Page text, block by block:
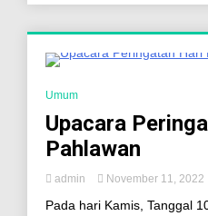
Umum
Upacara
Pahlawan
admin November 11, 2022
Pada hari Kamis, Tanggal